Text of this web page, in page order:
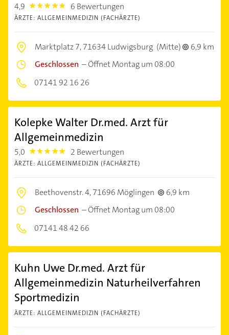
4,9 4.9 6 Bewertungen
ÄRZTE: ALLGEMEINMEDIZIN (FACHÄRZTE)
Marktplatz 7,71634 Ludwigsburg (Mitte)
6,9 km
Geschlossen –Öffnet Montag um 08:00
07141 92 16 26
Kolepke Walter Dr.med. Arzt für
Allgemeinmedizin
5,0 5.0 2 Bewertungen
ÄRZTE: ALLGEMEINMEDIZIN (FACHÄRZTE)
Beethovenstr. 4,71696 Möglingen
6,9 km
Geschlossen –Öffnet Montag um 08:00
07141 48 42 66
Kuhn Uwe Dr.med. Arzt für
Allgemeinmedizin Naturheilverfahren
Sportmedizin
ÄRZTE: ALLGEMEINMEDIZIN (FACHÄRZTE)